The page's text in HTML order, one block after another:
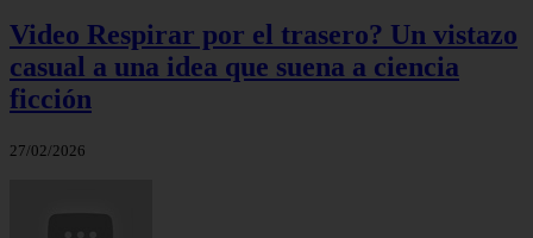
Video Respirar por el trasero? Un vistazo
casual a una idea que suena a ciencia
ficción
27/02/2026